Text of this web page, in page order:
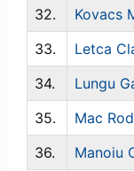
32.
Kovacs
33.
Letca
34.
Lungu
35.
Mac
36.
Manoiu